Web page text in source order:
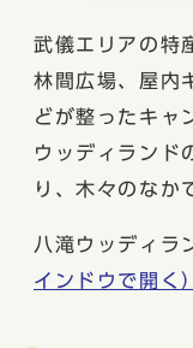
武儀エリアの特
林間広場、屋内
どが整ったキャ
ウッディランド
り、木々のなか
八滝ウッディラ
インドウで開く）